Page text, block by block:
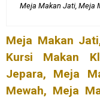
Meja Makan Jati, Meja
Meja Makan
Kursi Makan
Jepara, Meja
Mewah, Meja